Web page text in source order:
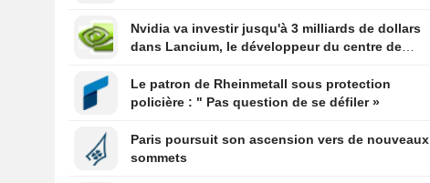
Nvidia va investir jusqu'à 3 milliards de dollars
dans Lancium, le développeur du centre de
Le patron de Rheinmetall sous protection
policière : " Pas question de se défiler »
Paris poursuit son ascension vers de nouveaux
sommets